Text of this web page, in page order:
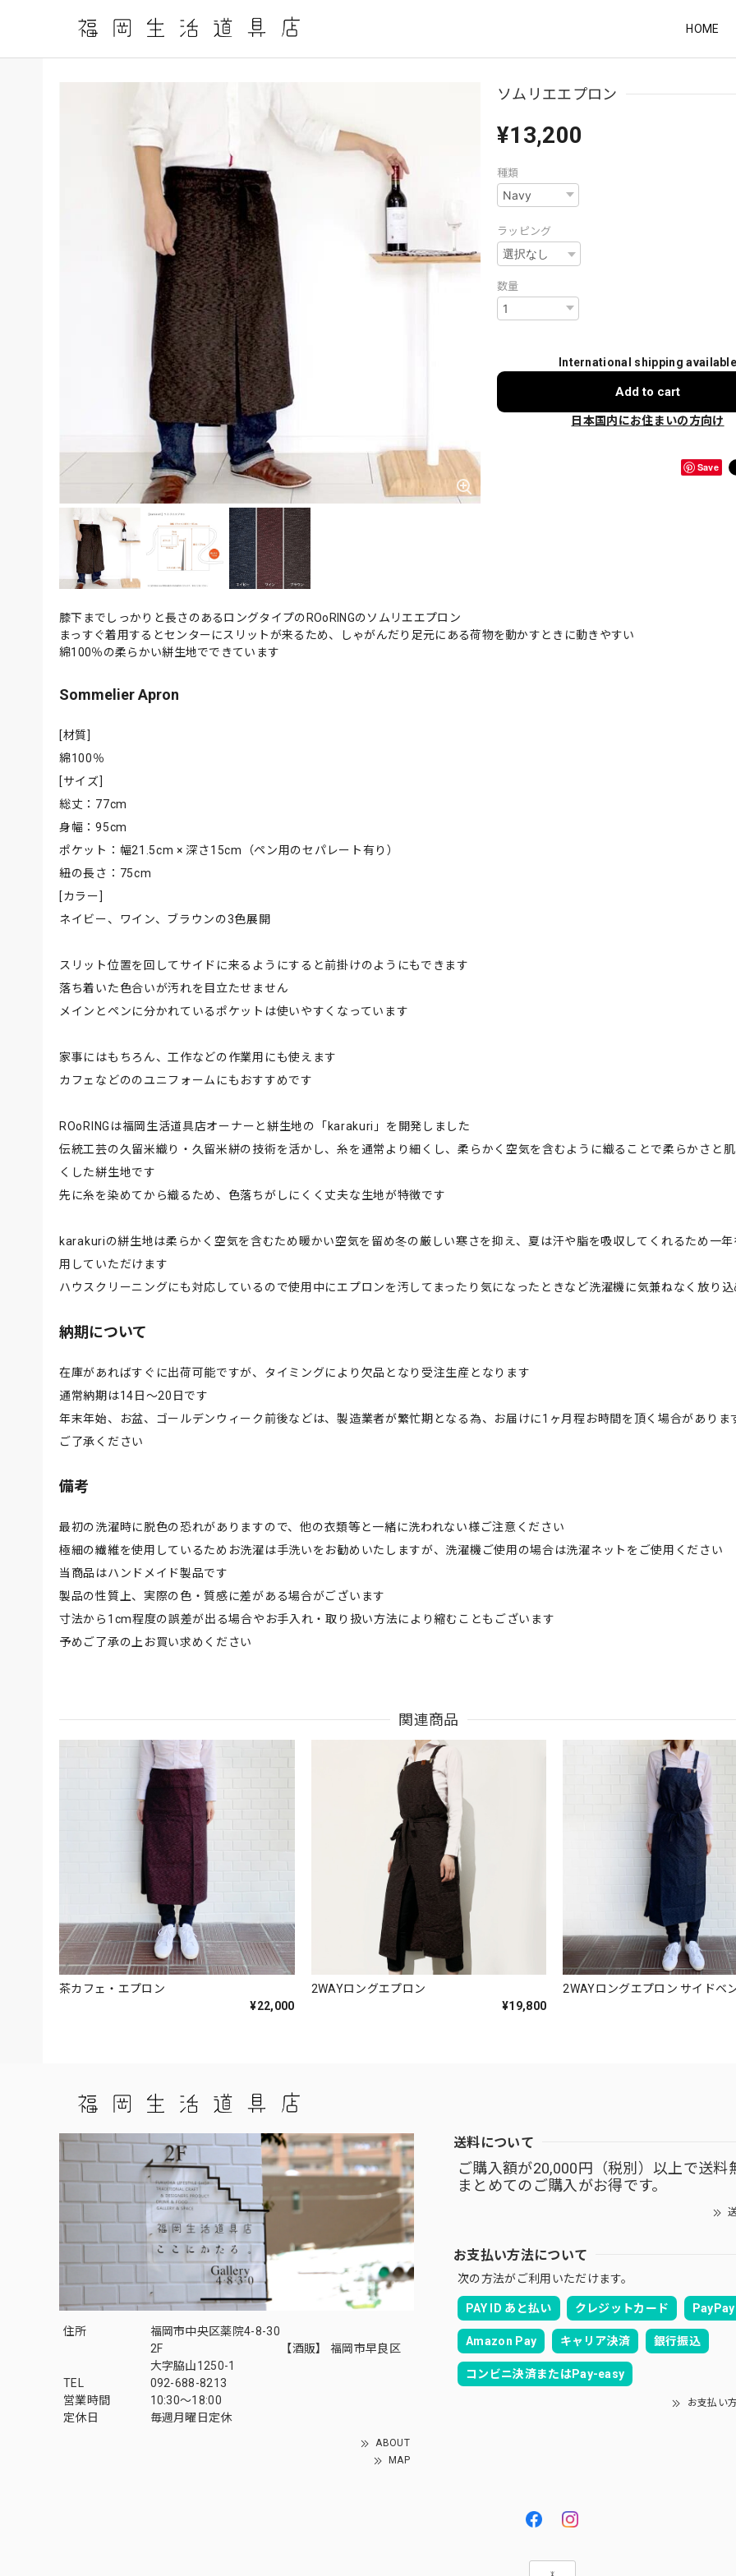
HOME
ソムリエエプロン
¥13,200
種類
ラッピング
数量
International shipping
Add to cart
日本国内にお住まいの方向け
Save
膝下までしっかりと長さのあるロングタイプのROoRINGのソムリエエプロン
まっすぐ着用するとセンターにスリットが来るため、しゃがんだり足元にある荷物を動かすときに動きやすい
綿100％の柔らかい絣生地でできています
Sommelier Apron
[材質]
綿100％
[サイズ]
総丈：77cm
身幅：95cm
ポケット：幅21.5cm × 深さ15cm（ペン用のセパレート有り）
紐の長さ：75cm
[カラー]
ネイビー、ワイン、ブラウンの3色展開
スリット位置を回してサイドに来るようにすると前掛けのようにもできます
落ち着いた色合いが汚れを目立たせません
メインとペンに分かれているポケットは使いやすくなっています
家事にはもちろん、工作などの作業用にも使えます
カフェなどののユニフォームにもおすすめです
ROoRINGは福岡生活道具店オーナーと絣生地の「karakuri」を開発しました
伝統工芸の久留米織り・久留米絣の技術を活かし、糸を通常より細くし、柔らかく空気を含むように織ることで柔らかさと
くした絣生地です
先に糸を染めてから織るため、色落ちがしにくく丈夫な生地が特徴です
karakuriの絣生地は柔らかく空気を含むため暖かい空気を留め冬の厳しい寒さを抑え、夏は汗や脂を吸収してくれるため一
用していただけます
ハウスクリーニングにも対応しているので使用中にエプロンを汚してまったり気になったときなど洗濯機に気兼ねなく放り
納期について
在庫があればすぐに出荷可能ですが、タイミングにより欠品となり受注生産となります
通常納期は14日〜20日です
年末年始、お盆、ゴールデンウィーク前後などは、製造業者が繁忙期となる為、お届けに1ヶ月程お時間を頂く場合がありま
ご了承ください
備考
最初の洗濯時に脱色の恐れがありますので、他の衣類等と一緒に洗われない様ご注意ください
極細の繊維を使用しているためお洗濯は手洗いをお勧めいたしますが、洗濯機ご使用の場合は洗濯ネットをご使用ください
当商品はハンドメイド製品です
製品の性質上、実際の色・質感に差がある場合がございます
寸法から1cm程度の誤差が出る場合やお手入れ・取り扱い方法により縮むこともございます
予めご了承の上お買い求めください
関連商品
茶カフェ・エプロン
¥22,000
2WAYロングエプロン
¥19,800
2WAYロングエプロン サイドベ
住所
福岡市中央区薬院4-8-30
2F 【酒販】 福岡市早良区
大字脇山1250-1
TEL
092-688-8213
営業時間
10:30～18:00
定休日
毎週月曜日定休
ABOUT
MAP
送料について
ご購入額が20,000円（税別）以上で送料
まとめてのご購入がお得です。
お支払い方法について
次の方法がご利用いただけます。
PAY ID あと払い クレジットカード PayPay
Amazon Pay キャリア決済 銀行振込
コンビニ決済またはPay-easy
お支払い